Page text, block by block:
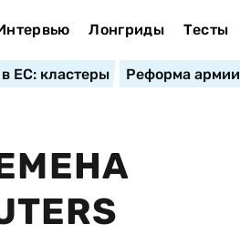
Лонгриды Тесты
ЕС: кластеры Реформа армии